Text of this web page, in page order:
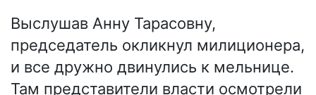
Выслушав Анну Тарасовну,
председатель окликнул милиционера,
и все дружно двинулись к мельнице.
Там представители власти осмотрели